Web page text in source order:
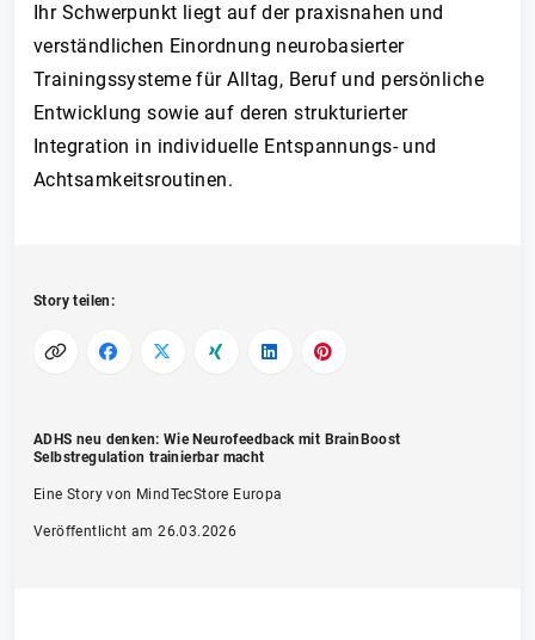
Ihr Schwerpunkt liegt auf der praxisnahen und
verständlichen Einordnung neurobasierter
Trainingssysteme für Alltag, Beruf und persönliche
Entwicklung sowie auf deren strukturierter
Integration in individuelle Entspannungs- und
Achtsamkeitsroutinen.
Story teilen:
ADHS neu denken: Wie Neurofeedback mit BrainBoost
Selbstregulation trainierbar macht
Eine Story von MindTecStore Europa
Veröffentlicht am 26.03.2026